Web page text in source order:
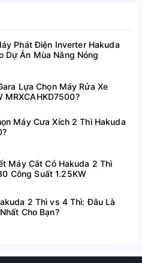
Phát Điện Inverter Hakuda
Dự Án Mùa Nắng Nóng
Lựa Chọn Máy Rửa Xe
MRXCAHKD7500?
Máy Cưa Xích 2 Thì Hakuda
Máy Cắt Cỏ Hakuda 2 Thì
Công Suất 1.25KW
2 Thì vs 4 Thì: Đâu Là
Cho Bạn?